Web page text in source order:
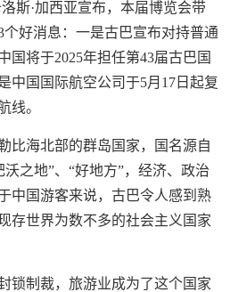
洛斯·加西亚宣布，本届博览会带
好消息：一是古巴宣布对持普通
国将于2025年担任第43届古巴国
中国国际航空公司于5月17日起复
线。
比海北部的群岛国家，国名源自
沃之地”、“好地方”，经济、政治
中国游客来说，古巴令人感到熟
存世界为数不多的社会主义国家
锁制裁，旅游业成为了这个国家